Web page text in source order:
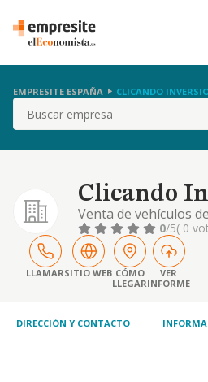
EMPRESITE ESPAÑA CLICANDO
Buscar
Clicando
Venta de vehículos
0/5( 0
LLAMARSITIO WEB CÓMO
LLEGAR
VER
INFORME
DIRECCIÓN Y CONTACTO